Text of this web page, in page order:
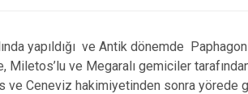
yapıldığı ve Antik dönemde
Miletos’lu ve Megaralı gemiciler
Ceneviz hakimiyetinden sonra yörede